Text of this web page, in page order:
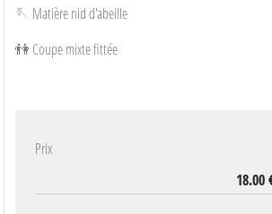
🪡 Matière nid d'abeille
👫 Coupe mixte fittée
Prix